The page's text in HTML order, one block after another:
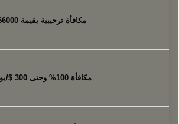
مكافأة ترحيبية بقيمة 6000$
مكافأة 100% وحتى 300 $/يورو